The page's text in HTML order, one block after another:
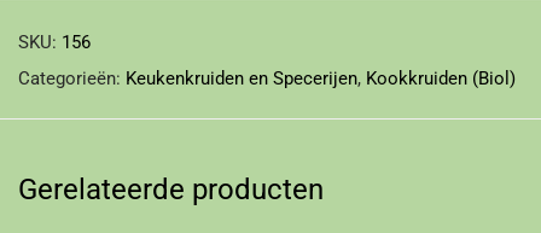
SKU: 156
Categorieën: Keukenkruiden en Specerijen, Kookkruiden (Biol)
Gerelateerde producten